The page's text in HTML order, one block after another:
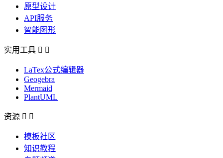
原型设计
API服务
智能图形
实用工具  
LaTex公式编辑器
Geogebra
Mermaid
PlantUML
资源  
模板社区
知识教程